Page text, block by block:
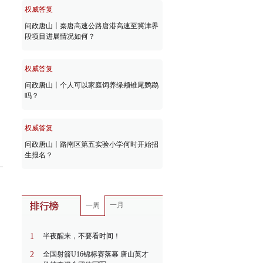
权威答复
问政唐山丨秦唐高速公路唐港高速至冀津界
段项目进展情况如何？
权威答复
问政唐山丨个人可以家庭饲养绿颊锥尾鹦鹉
吗？
权威答复
问政唐山丨路南区第五实验小学何时开始招
生报名？
一周 一月
1 半夜醒来，不要看时间！
2
全国射箭U16锦标赛落幕 唐山英才